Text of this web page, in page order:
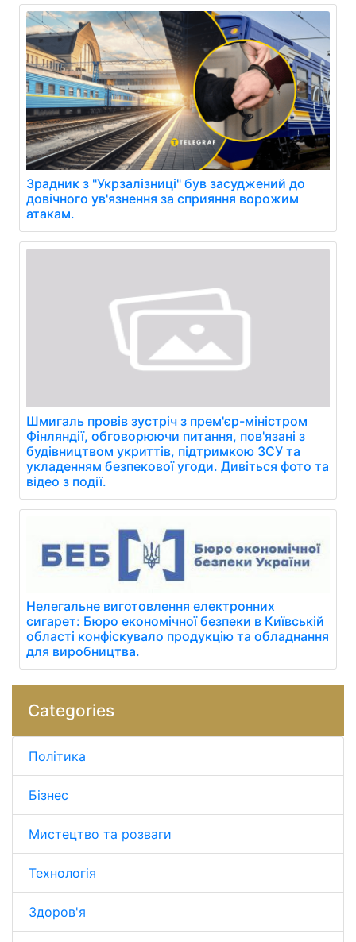
Зрадник з "Укрзалізниці" був засуджений до
довічного ув'язнення за сприяння ворожим
атакам.
Шмигаль провів зустріч з прем'єр-міністром
Фінляндії, обговорюючи питання, пов'язані з
будівництвом укриттів, підтримкою ЗСУ та
укладенням безпекової угоди. Дивіться фото та
відео з події.
Нелегальне виготовлення електронних
сигарет: Бюро економічної безпеки в Київській
області конфіскувало продукцію та обладнання
для виробництва.
Categories
Політика
Бізнес
Мистецтво та розваги
Технологія
Здоров'я